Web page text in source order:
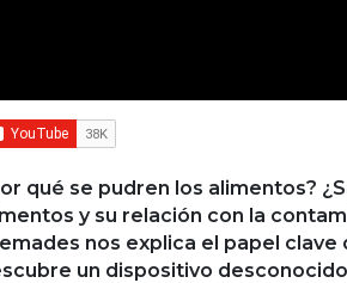
qué se pudren los alimentos?
y su relación con la
nos explica el papel
un dispositivo